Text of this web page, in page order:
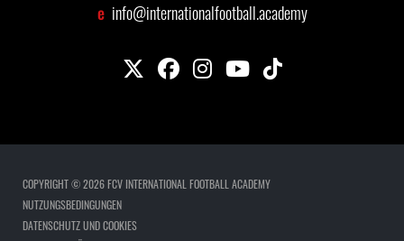
e info@internationalfootball.academy
COPYRIGHT © 2026 FCV INTERNATIONAL FOOTBALL ACADEMY
NUTZUNGSBEDINGUNGEN
DATENSCHUTZ UND COOKIES